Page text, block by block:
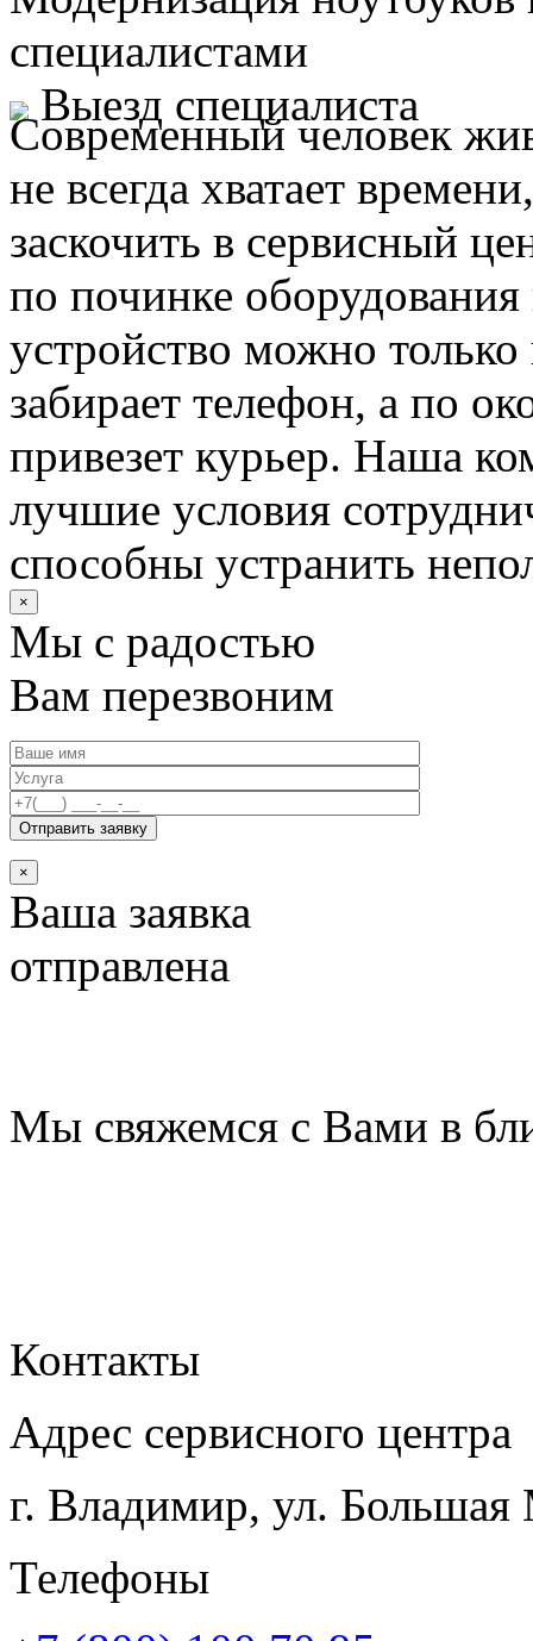
специалистами
Выезд специалиста
Современный человек
не всегда хватает
заскочить в сервисный
по починке
устройство можно
забирает телефон, а по
привезет курьер. Наша
лучшие условия
способны устранить
×
Мы с радостью
Вам перезвоним
×
Ваша заявка
отправлена
Мы свяжемся с Вами в
Контакты
Адрес сервисного центра
г. Владимир, ул. Большая
Телефоны